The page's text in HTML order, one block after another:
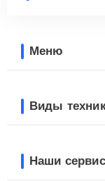
Меню
Виды
Наши